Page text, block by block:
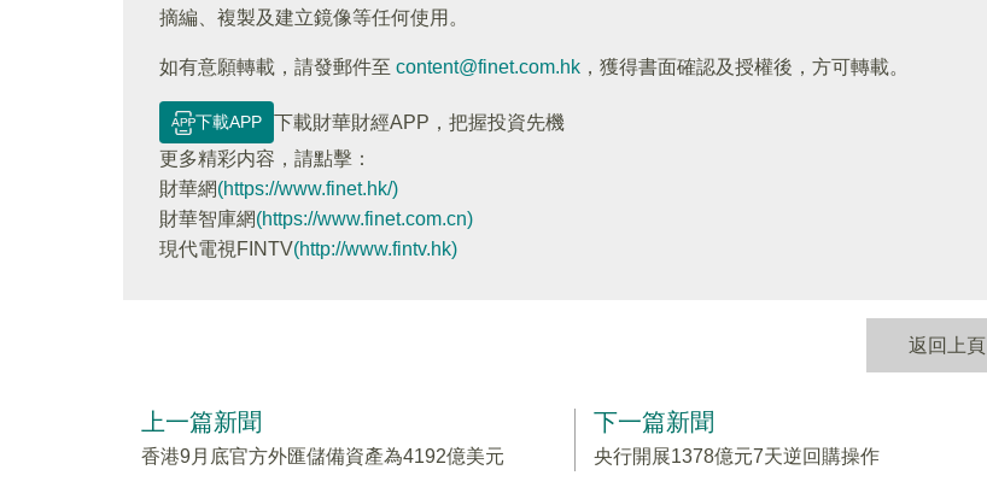
摘編、複製及建立鏡像等任何使用。
如有意願轉載，請發郵件至 content@finet.com.hk ，獲得書面確認及授權後，方可轉載。
下載APP
下載財華財經APP，把握投資先機
更多精彩内容，請點擊：
財華網(https://www.finet.hk/)
財華智庫網(https://www.finet.com.cn)
現代電視FINTV(http://www.fintv.hk)
返回上頁
上一篇新聞
香港9月底官方外匯儲備資產為4192億美元
下一篇新聞
央行開展1378億元7天逆回購操作